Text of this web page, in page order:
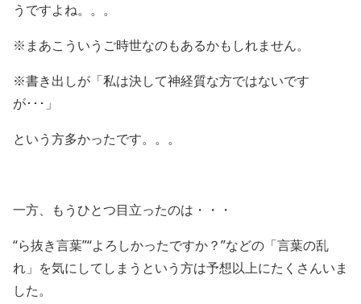
うですよね。。。
※まあこういうご時世なのもあるかもしれません。
※書き出しが「私は決して神経質な方ではないです
が･･･」
という方多かったです。。。
一方、もうひとつ目立ったのは・・・
“ら抜き言葉”“よろしかったですか？”などの「言葉の乱
れ」を気にしてしまうという方は予想以上にたくさんいま
した。